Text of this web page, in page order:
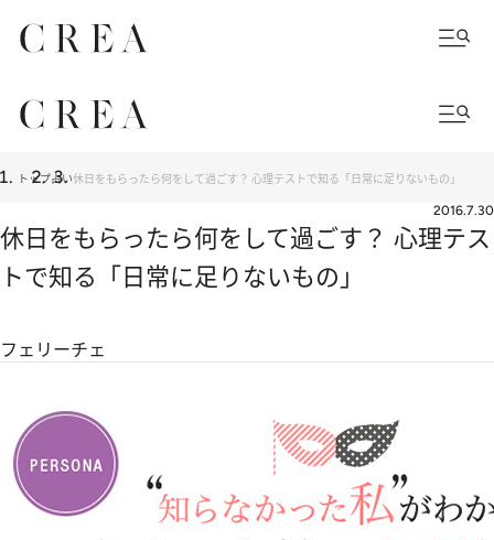
トップ占い休日をもらったら何をして過ごす？ 心理テストで知る「日常に足りないもの」
2016.7.30
休日をもらったら何をして過ごす？ 心理テス
トで知る「日常に足りないもの」
フェリーチェ